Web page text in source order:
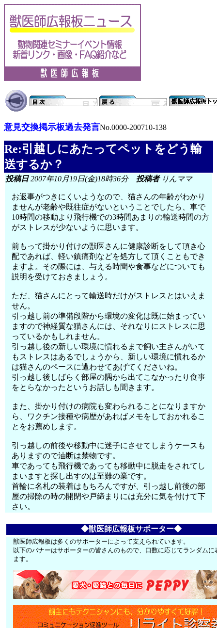
意見交換掲示板過去発言No.0000-200710-138
Re:引越しにあたってペットをどう輸
送するか？
投稿日2007年10月19日(金)18時36分 投稿者りんママ
お返事がつきにくいようなので、猫さんの年齢がわかり
ませんが老齢や既往症がないということでしたら、車で
10時間の移動より飛行機での3時間あまりの輸送時間の方
がストレスが少ないように思います。
前もって掛かり付けの獣医さんに健康診断をして頂き心
配であれば、軽い鎮痛剤などを処方して頂くこともでき
ますよ。その際には、与える時間や食事などについても
説明を受けておきましょう。
ただ、猫さんにとって輸送時だけがストレスとはいえま
せん。
引っ越し前の準備段階から環境の変化は既に始まってい
ますので神経質な猫さんには、それなりにストレスに思
っているかもしれません。
引っ越し後の新しい環境に慣れるまで飼い主さんがいて
もストレスはあるでしょうから、新しい環境に慣れるか
は猫さんのペースに遭わせてあげてくださいね。
引っ越し後しばらく部屋の隅から出てこなかったり食事
をとらなかったというお話しも聞きます。
また、掛かり付けの病院も変わられることになりますか
ら、ワクチン接種や病歴があればメモをしておかれるこ
とをお薦めします。
引っ越しの前後や移動中に迷子にさせてしまうケースも
ありますので油断は禁物です。
車であっても飛行機であっても移動中に脱走をされてし
まいますと探し出すのは至難の業です。
首輪に名札の装着はもちろんですが、引っ越し前後の部
屋の掃除の時の開閉や戸締まりには充分に気を付けて下
さい。
◆獣医師広報板サポーター◆
獣医師広報板は多くのサポーターによって支えられています。
以下のバナーはサポーターの皆さんのもので、口数に応じてランダムに
ます。